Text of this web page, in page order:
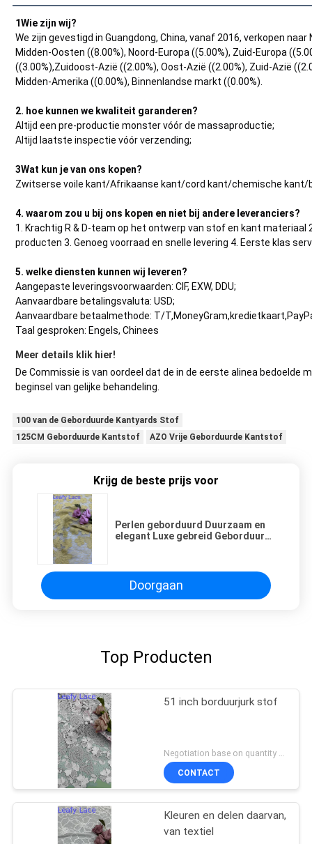
1Wie zijn wij?
We zijn gevestigd in Guangdong, China, vanaf 2016, verkopen
Midden-Oosten ((8.00%), Noord-Europa ((5.00%), Zuid-Europa
((3.00%),Zuidoost-Azië ((2.00%), Oost-Azië ((2.00%), Zuid-Azië
Midden-Amerika ((0.00%), Binnenlandse markt ((0.00%).
2. hoe kunnen we kwaliteit garanderen?
Altijd een pre-productie monster vóór de massaproductie;
Altijd laatste inspectie vóór verzending;
3Wat kun je van ons kopen?
Zwitserse voile kant/Afrikaanse kant/cord kant/chemische kant/
4. waarom zou u bij ons kopen en niet bij andere leveranciers?
1. Krachtig R & D-team op het ontwerp van stof en kant materiaal
producten 3. Genoeg voorraad en snelle levering 4. Eerste klas
5. welke diensten kunnen wij leveren?
Aangepaste leveringsvoorwaarden: CIF, EXW, DDU;
Aanvaardbare betalingsvaluta: USD;
Aanvaardbare betaalmethode: T/
Taal gesproken: Engels, Chinees
Meer details klik hier!
De Commissie is van oordeel dat de in de eerste alinea
beginsel van gelijke behandeling.
100 van de Geborduurde Kantyards Stof
125CM Geborduurde Kantstof
AZO Vrije Geborduurde Kantstof
Krijg de beste prijs voor
Perlen geborduurd Duurzaam en
elegant Luxe gebreid Geborduurd
Perlen Stof
Doorgaan
Top Producten
51 inch borduurjurk stof
CONTACT
Kleuren en delen daarvan,
van textiel